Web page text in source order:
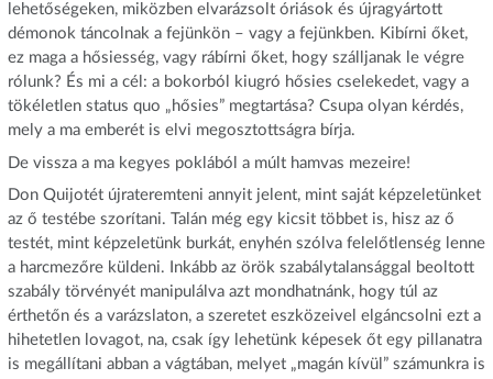
lehetőségeken, miközben elvarázsolt óriások és újragyártott
démonok táncolnak a fejünkön – vagy a fejünkben. Kibírni őket,
ez maga a hősiesség, vagy rábírni őket, hogy szálljanak le végre
rólunk? És mi a cél: a bokorból kiugró hősies cselekedet, vagy a
tökéletlen status quo „hősies” megtartása? Csupa olyan kérdés,
mely a ma emberét is elvi megosztottságra bírja.
De vissza a ma kegyes poklából a múlt hamvas mezeire!
Don Quijotét újrateremteni annyit jelent, mint saját képzeletünket
az ő testébe szorítani. Talán még egy kicsit többet is, hisz az ő
testét, mint képzeletünk burkát, enyhén szólva felelőtlenség lenne
a harcmezőre küldeni. Inkább az örök szabálytalansággal beoltott
szabály törvényét manipulálva azt mondhatnánk, hogy túl az
érthetőn és a varázslaton, a szeretet eszközeivel elgáncsolni ezt a
hihetetlen lovagot, na, csak így lehetünk képesek őt egy pillanatra
is megállítani abban a vágtában, melyet „magán kívül” számunkra is